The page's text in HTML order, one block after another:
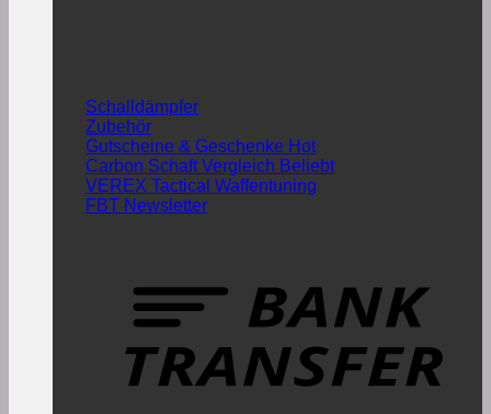
Schalldämpfer
Zubehör
Gutscheine & Geschenke
Carbon Schaft Vergleich
VEREX Tactical Waffentuning
FBT Newsletter